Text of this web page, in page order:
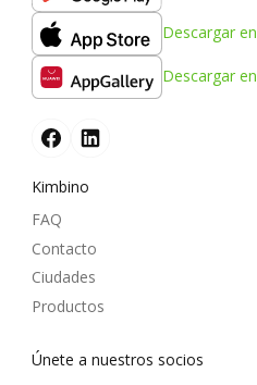
Descargar en
Descargar en
Kimbino
FAQ
Contacto
Ciudades
Productos
Únete a nuestros socios